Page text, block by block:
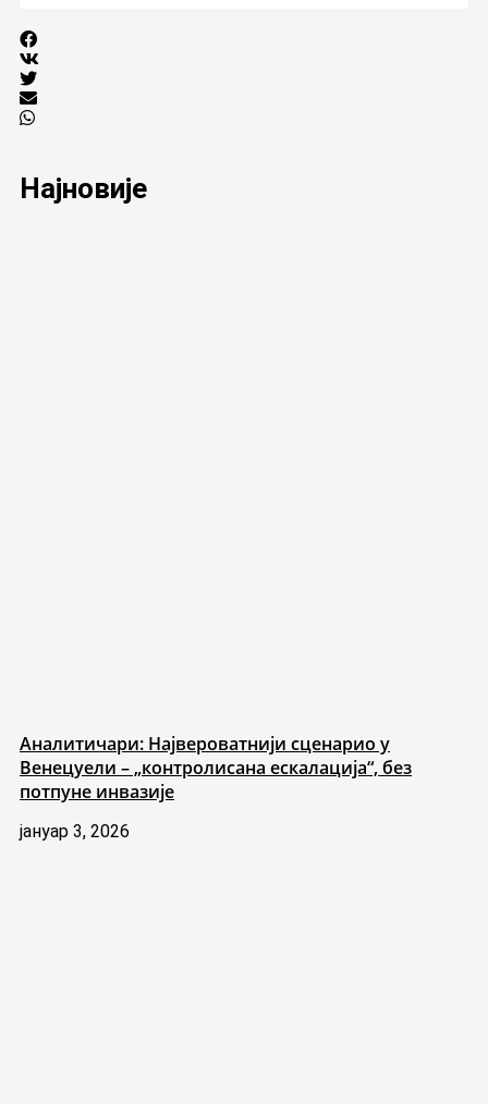
Најновије
Аналитичари: Највероватнији сценарио у
Венецуели – „контролисана ескалација“, без
потпуне инвазије
јануар 3, 2026